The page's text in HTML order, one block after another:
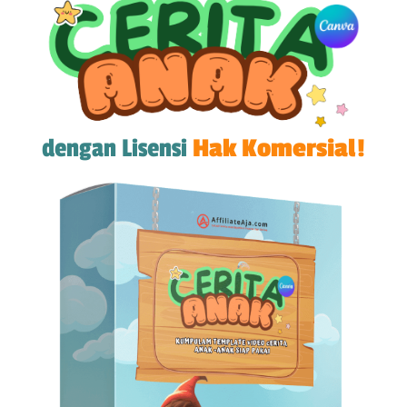
dengan Lisensi Hak Komersial!